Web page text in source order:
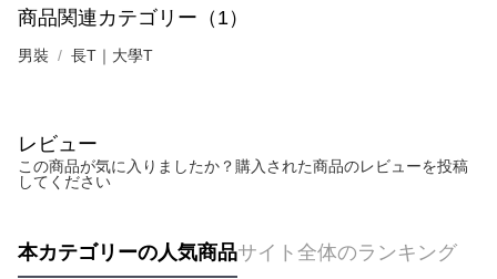
商品関連カテゴリー（1）
男裝 長T｜大學T
レビュー
この商品が気に入りましたか？購入された商品のレビューを投稿
してください
本カテゴリーの人気商品サイト全体のランキング